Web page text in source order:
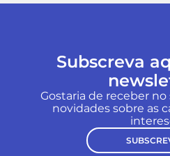
Subscreva
Gostaria de receber
novidades sobre as